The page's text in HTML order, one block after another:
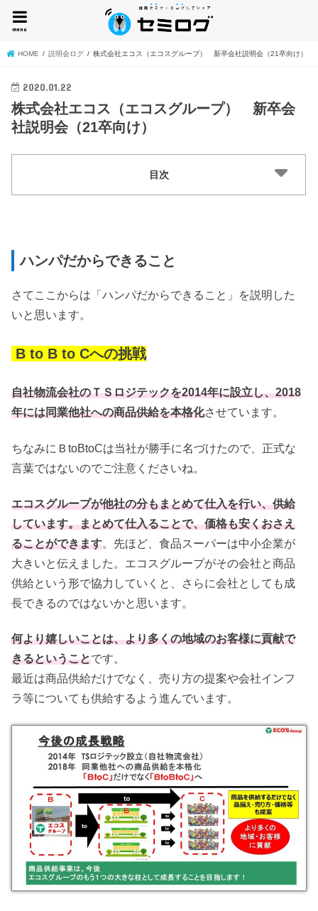
menu
HOME 説明会ログ 株式会社エコス（エコスグループ） 新卒会社説明会（21卒向け）
2020.01.22
株式会社エコス（エコスグループ） 新卒会
社説明会（21卒向け）
目次
会社概要紹介
新入社員アシスト制度
個店経営＋個人の裁量の大きさ
仕事内容紹介
社員研修
選考の流れ
ハンパだからできること
さてここからは「ハンパだからできること」を説明した
いと思います。
B to B to Cへの挑戦
自社物流会社のＴＳロジテックを2014年に設立し、2018
年には同業他社への商品供給を本格化させています。
ちなみにＢtoBtoCは当社が勝手に名づけたので、正式な
言葉ではないのでご注意くださいね。
エコスグループが他社の分もまとめて仕入を行い、供給
しています。まとめて仕入ることで、価格も安くおさえ
ることができます。先ほど、食品スーパーは中小企業が
大きいと伝えました。エコスグループがその会社と商品
供給という形で協力していくと、さらに会社としても成
長できるのではないかと思います。
何より嬉しいことは、より多くの地域のお客様に貢献で
きるということです。
最近は商品供給だけでなく、売り方の提案や会社インフ
ラ等についても供給するよう進んでいます。